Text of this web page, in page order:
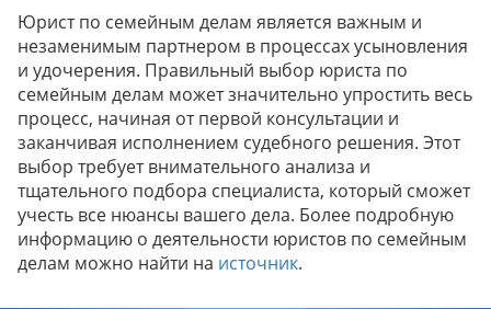
Юрист по семейным делам является важным и
незаменимым партнером в процессах усыновления
и удочерения. Правильный выбор юриста по
семейным делам может значительно упростить весь
процесс, начиная от первой консультации и
заканчивая исполнением судебного решения. Этот
выбор требует внимательного анализа и
тщательного подбора специалиста, который сможет
учесть все нюансы вашего дела. Более подробную
информацию о деятельности юристов по семейным
делам можно найти на источник.